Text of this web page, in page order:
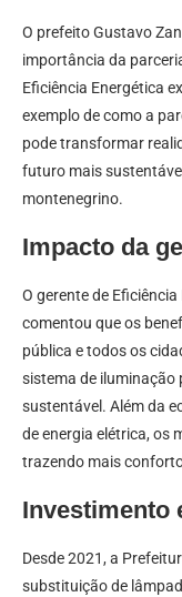
O prefeito Gustavo
importância da
Eficiência Energética
exemplo de como a
pode transformar
futuro mais
montenegrino.
Impacto da
O gerente de
comentou que os
pública e todos os
sistema de iluminação
sustentável. Além da
de energia elétrica, os
trazendo mais
Investimento
Desde 2021, a
substituição de